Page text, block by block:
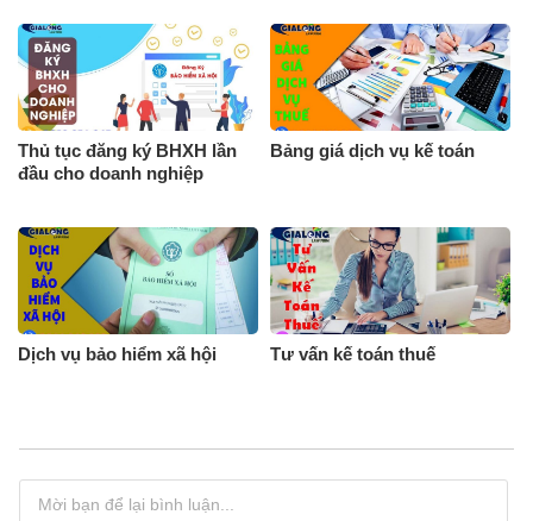
Thủ tục đăng ký BHXH lần
đầu cho doanh nghiệp
Bảng giá dịch vụ kế toán
Dịch vụ bảo hiểm xã hội Tư vấn kế toán thuế